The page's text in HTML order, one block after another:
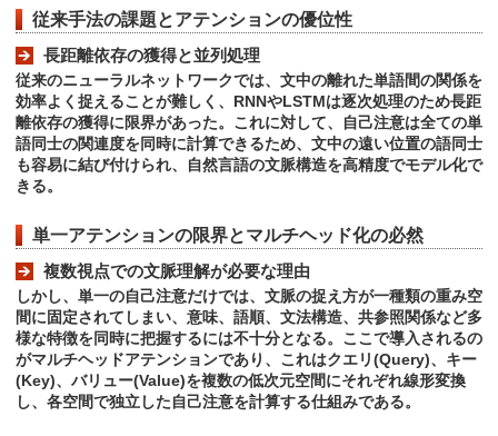
従来手法の課題とアテンションの優位性
長距離依存の獲得と並列処理
従来のニューラルネットワークでは、文中の離れた単語間の関係を
効率よく捉えることが難しく、RNNやLSTMは逐次処理のため長距
離依存の獲得に限界があった。これに対して、自己注意は全ての単
語同士の関連度を同時に計算できるため、文中の遠い位置の語同士
も容易に結び付けられ、自然言語の文脈構造を高精度でモデル化で
きる。
単一アテンションの限界とマルチヘッド化の必然
複数視点での文脈理解が必要な理由
しかし、単一の自己注意だけでは、文脈の捉え方が一種類の重み空
間に固定されてしまい、意味、語順、文法構造、共参照関係など多
様な特徴を同時に把握するには不十分となる。ここで導入されるの
がマルチヘッドアテンションであり、これはクエリ(Query)、キー
(Key)、バリュー(Value)を複数の低次元空間にそれぞれ線形変換
し、各空間で独立した自己注意を計算する仕組みである。